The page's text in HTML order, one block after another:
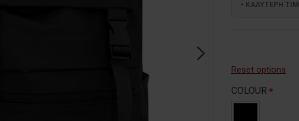
ΚΑΛΥΤΕΡΗ
Reset options
COLOUR